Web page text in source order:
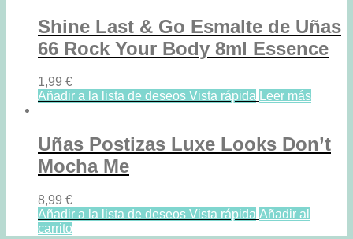
Shine Last & Go Esmalte de Uñas
66 Rock Your Body 8ml Essence
1,99 €
Añadir a la lista de deseos Vista rápida Leer más
Uñas Postizas Luxe Looks Don’t
Mocha Me
8,99 €
Añadir a la lista de deseos Vista rápida Añadir al
carrito